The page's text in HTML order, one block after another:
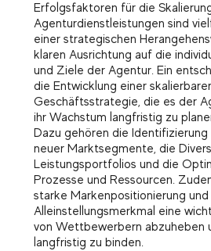
Erfolgsfaktoren für die
Agenturdienstleistungen sind
einer strategischen
klaren Ausrichtung auf die
und Ziele der Agentur. Ein
die Entwicklung einer
Geschäftsstrategie, die es der
ihr Wachstum langfristig zu
Dazu gehören die Identifizierung
neuer Marktsegmente, die
Leistungsportfolios und die
Prozesse und Ressourcen.
starke Markenpositionierung
Alleinstellungsmerkmal eine
von Wettbewerbern abzuheben
langfristig zu binden.